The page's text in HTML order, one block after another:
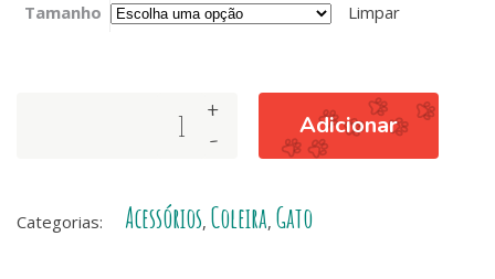
Tamanho Limpar
YOU
-
+ Adicionar
Categorias: Acessórios, Coleira, Gato